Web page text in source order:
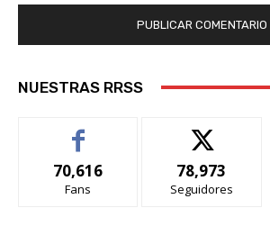
NUESTRAS RRSS
70,616
Fans
78,973
Seguidores